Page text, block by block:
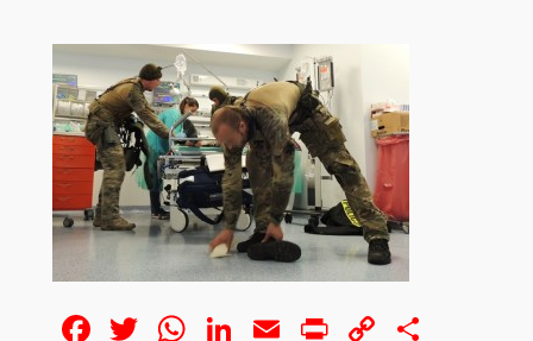
Facebook
Twitter
WhatsApp
LinkedIn
EmailPrintCopy